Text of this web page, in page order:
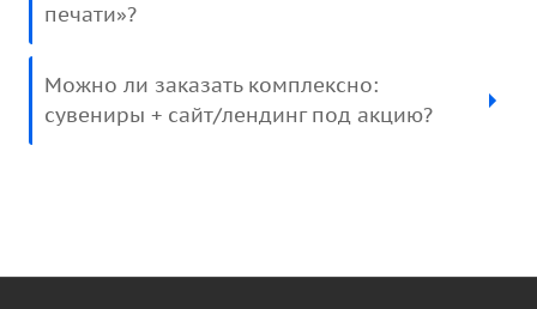
печати»?
Можно ли заказать комплексно:
сувениры + сайт/лендинг под акцию?